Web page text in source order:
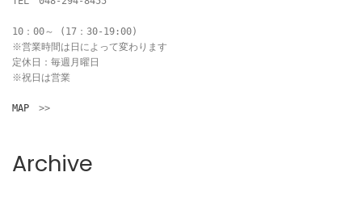
10：00～ (17：30-19:00)
※営業時間は日によって変わります
定休日：毎週月曜日
※祝日は営業
MAP >>
Archive